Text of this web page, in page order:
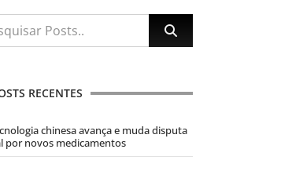
RECENTES
chinesa avança e muda disputa
por novos medicamentos